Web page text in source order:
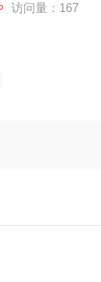
访问量：167